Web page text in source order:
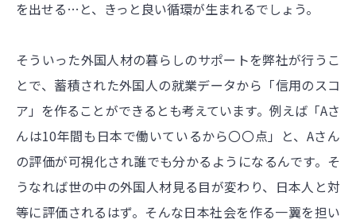
を出せる…と、きっと良い循環が生まれるでしょう。
そういった外国人材の暮らしのサポートを弊社が行うこ
とで、蓄積された外国人の就業データから「信用のスコ
ア」を作ることができるとも考えています。例えば「Aさ
んは10年間も日本で働いているから〇〇点」と、Aさん
の評価が可視化され誰でも分かるようになるんです。そ
うなれば世の中の外国人材見る目が変わり、日本人と対
等に評価されるはず。そんな日本社会を作る一翼を担い